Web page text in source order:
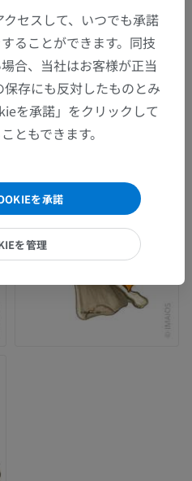
セスして、いつでも承諾
ることができます。同技
合、当社はお客様が正当
存にも反対したものとみ
を承諾」をクリックして
ともできます。
を承諾
を管理